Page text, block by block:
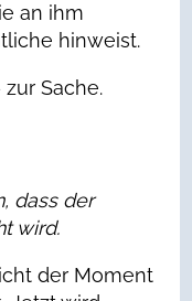
an ihm
hinweist.
Sache.
dass der
wird.
der Moment